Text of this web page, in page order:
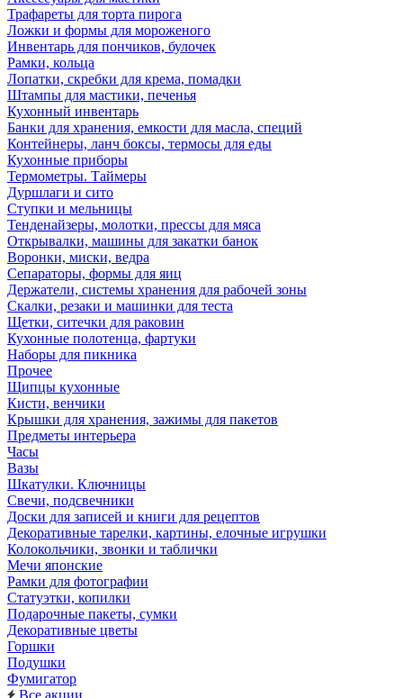
Трафареты для торта пирога
Ложки и формы для мороженого
Инвентарь для пончиков, булочек
Рамки, кольца
Лопатки, скребки для крема, помадки
Штампы для мастики, печенья
Кухонный инвентарь
Банки для хранения, емкости для масла, специй
Контейнеры, ланч боксы, термосы для еды
Кухонные приборы
Термометры. Таймеры
Дуршлаги и сито
Ступки и мельницы
Тенденайзеры, молотки, прессы для мяса
Открывалки, машины для закатки банок
Воронки, миски, ведра
Сепараторы, формы для яиц
Держатели, системы хранения для рабочей зоны
Скалки, резаки и машинки для теста
Щетки, ситечки для раковин
Кухонные полотенца, фартуки
Наборы для пикника
Прочее
Щипцы кухонные
Кисти, венчики
Крышки для хранения, зажимы для пакетов
Предметы интерьера
Часы
Вазы
Шкатулки. Ключницы
Свечи, подсвечники
Доски для записей и книги для рецептов
Декоративные тарелки, картины, елочные игрушки
Колокольчики, звонки и таблички
Мечи японские
Рамки для фотографии
Статуэтки, копилки
Подарочные пакеты, сумки
Декоративные цветы
Горшки
Подушки
Фумигатор
Все акции